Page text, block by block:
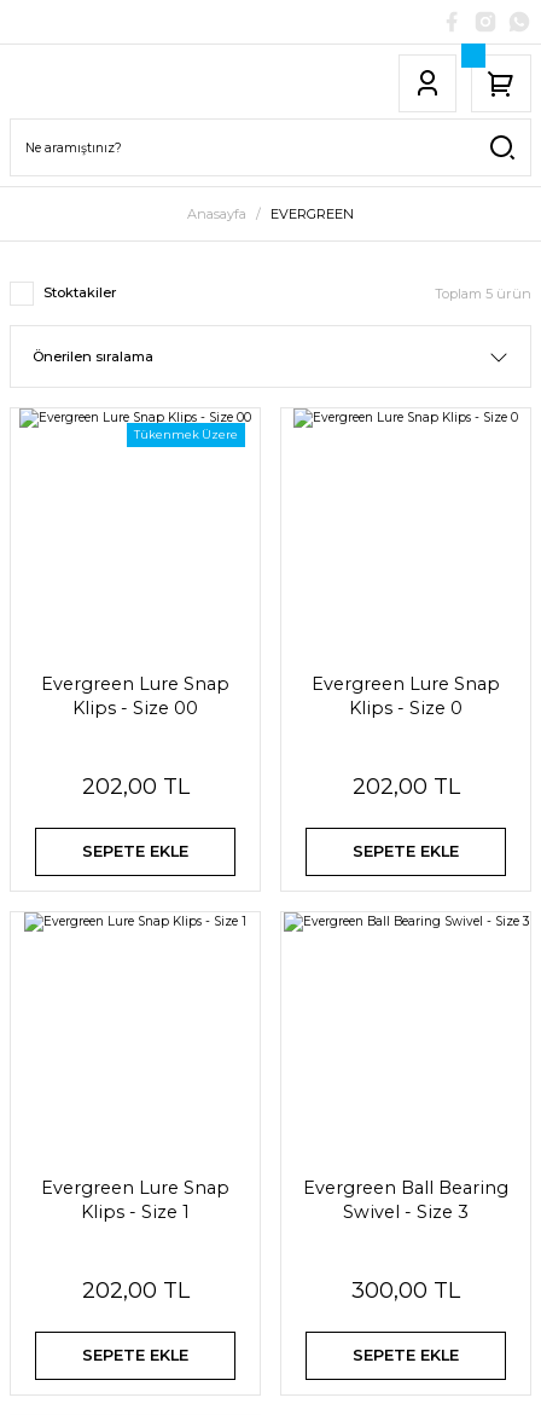
Anasayfa EVERGREEN
Stoktakiler Toplam 5 ürün
Tükenmek Üzere
Evergreen Lure Snap
Klips - Size 00
202,00 TL
SEPETE EKLE
Evergreen Lure Snap
Klips - Size 0
202,00 TL
SEPETE EKLE
Evergreen Lure Snap
Klips - Size 1
202,00 TL
SEPETE EKLE
Evergreen Ball Bearing
Swivel - Size 3
300,00 TL
SEPETE EKLE